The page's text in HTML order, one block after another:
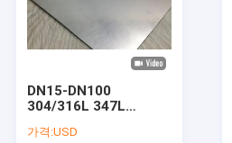
DN15-DN100
304/316L 347L
Flange Flat Face
가격:USD